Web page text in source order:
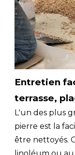
Entretien
terrasse,
L'un des plus
pierre est la
être nettoyés.